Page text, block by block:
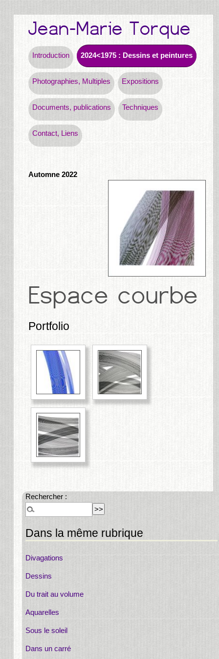
Introduction 2024<1975 : Dessins et peintures
Photographies, Multiples Expositions
Documents, publications Techniques
Contact, Liens
Automne 2022
Portfolio
Rechercher :
Dans la même rubrique
Divagations
Dessins
Du trait au volume
Aquarelles
Sous le soleil
Dans un carré